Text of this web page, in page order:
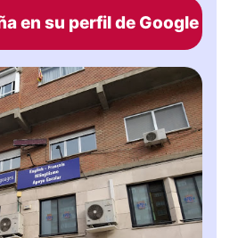
en su perfil de Google